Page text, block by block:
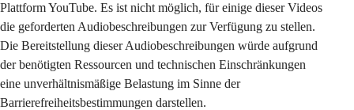
Plattform YouTube. Es ist nicht möglich, für einige dieser Videos
die geforderten Audiobeschreibungen zur Verfügung zu stellen.
Die Bereitstellung dieser Audiobeschreibungen würde aufgrund
der benötigten Ressourcen und technischen Einschränkungen
eine unverhältnismäßige Belastung im Sinne der
Barrierefreiheitsbestimmungen darstellen.